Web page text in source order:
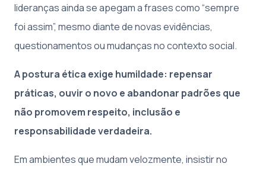
lideranças ainda se apegam a frases como “sempre
foi assim”, mesmo diante de novas evidências,
questionamentos ou mudanças no contexto social.
A postura ética exige humildade: repensar
práticas, ouvir o novo e abandonar padrões que
não promovem respeito, inclusão e
responsabilidade verdadeira.
Em ambientes que mudam velozmente, insistir no